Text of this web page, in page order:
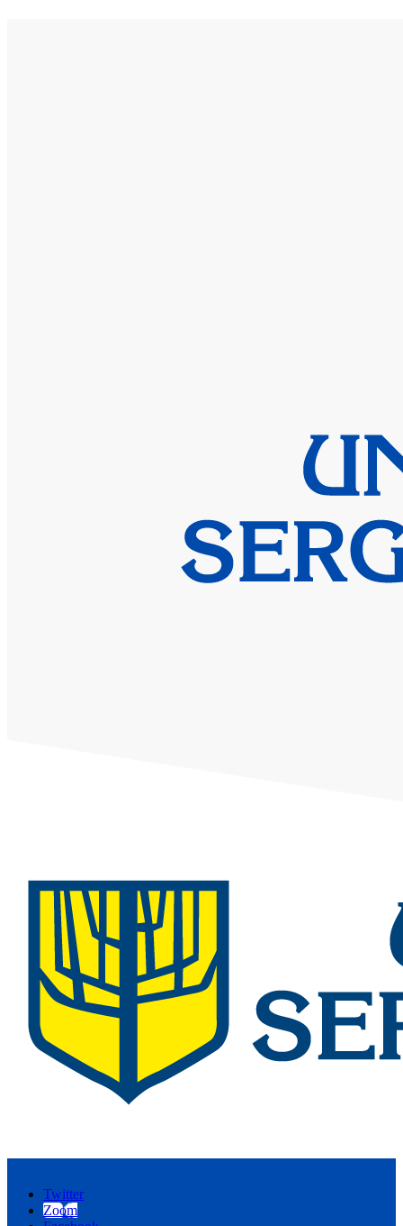
Twitter
Zoom